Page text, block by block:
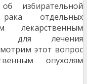
избирательной
рака отдельных
лекарственным
для лечения
этот вопрос
опухолям